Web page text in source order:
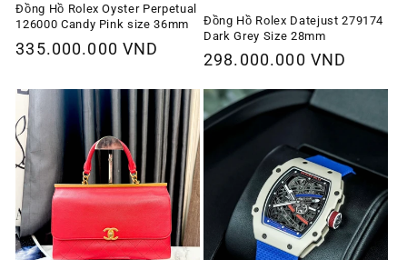
Đồng Hồ Rolex Oyster Perpetual
126000 Candy Pink size 36mm
Giá
thường
335.000.000 VND
Đồng Hồ Rolex Datejust 279174
Dark Grey Size 28mm
Giá
thường
298.000.000 VND